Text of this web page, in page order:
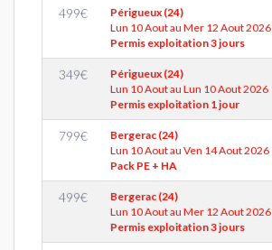
499€
Périgueux (24)
Lun 10 Aout au Mer 12 Aout 2026
Permis exploitation 3 jours
349€
Périgueux (24)
Lun 10 Aout au Lun 10 Aout 2026
Permis exploitation 1 jour
799€
Bergerac (24)
Lun 10 Aout au Ven 14 Aout 2026
Pack PE + HA
499€
Bergerac (24)
Lun 10 Aout au Mer 12 Aout 2026
Permis exploitation 3 jours